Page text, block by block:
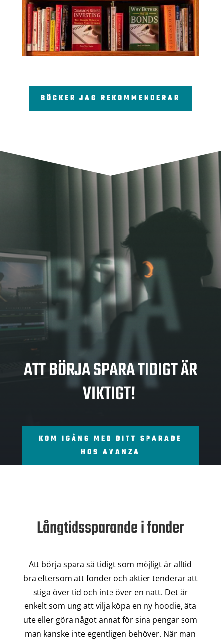
BÖCKER JAG REKOMMENDERAR
SPA
RA
ATT BÖRJA SPARA TIDIGT ÄR
VIKTIGT!
KOM IGÅNG MED DITT SPARADE
HOS AVANZA
Långtidssparande i fonder
Att börja spara så tidigt som möjligt är alltid
bra eftersom att fonder och aktier tenderar att
stiga över tid och inte över en natt. Det är
enkelt som ung att vilja köpa en ny hoodie, äta
ute eller göra något annat för sina pengar som
man kanske inte egentligen behöver. När man